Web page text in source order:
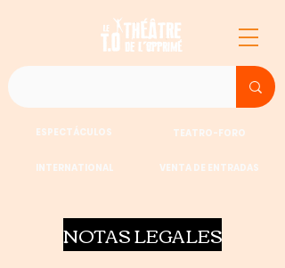
ESPECTÁCULOS TEATRO-FORO
INTERNATIONAL VENTA DE ENTRADAS
NOTAS LEGALES